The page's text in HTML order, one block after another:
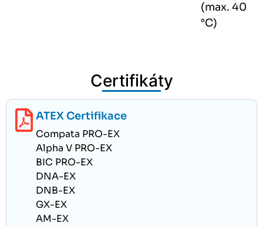
(max. 40
°C)
Certifikáty
ATEX Certifikace
Compata PRO-EX
Alpha V PRO-EX
BIC PRO-EX
DNA-EX
DNB-EX
GX-EX
AM-EX